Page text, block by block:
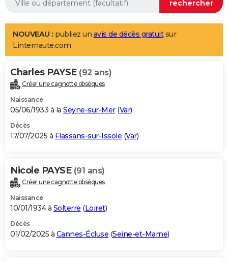
Aménagement intérieur
LIFESTYLE
Art de vivre
Bien-être
Loisirs
Mode
Modes de vie
Alimentation
Guide de la santé
Maladies
Médicaments
Sommeil
VOYAGE
Destinations
City break
Voyage nature
Voyage de noces
Forum
Climat
+PHOTO
GUIDES D'ACHAT
BONS PLANS
Carte de Noël
Carte Bonne année
Carte Saint-Valentin
Carte Pâques
Carte d'anniversaire
DICTIONNAIRE
Dictionnaire
Biographies
Citations
Expressions
Proverbes
PROGRAMME TV
S'inscrire
Se connecter
Lycées
Collèges
Primaires
Universités
Entreprises
Service militaire
Avis de recherche
AVIS DE DÉCÈS
NOUVEAU : publiez un avis de décès gratuitsur
Linternaute.com
Charles PAYSE (92 ans)
Créer une cagnotte obsèques
Naissance
05/06/1933 à la Seyne-sur-Mer(Var)
Décès
17/07/2025 à Flassans-sur-Issole (Var)
Nicole PAYSE (91 ans)
Créer une cagnotte obsèques
Naissance
10/01/1934 à Solterre (Loiret)
Décès
01/02/2025 à Cannes-Écluse (Seine-et-Marne)